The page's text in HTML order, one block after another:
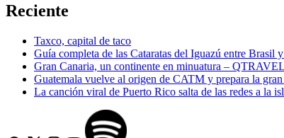
Reciente
Taxco, capital de taco
Guía completa de las Cataratas del Iguazú entre Brasil
Gran Canaria, un continente en minuatura – QTRAVEL
Guatemala vuelve al origen de CATM y prepara la
La canción viral de Puerto Rico salta de las redes a la